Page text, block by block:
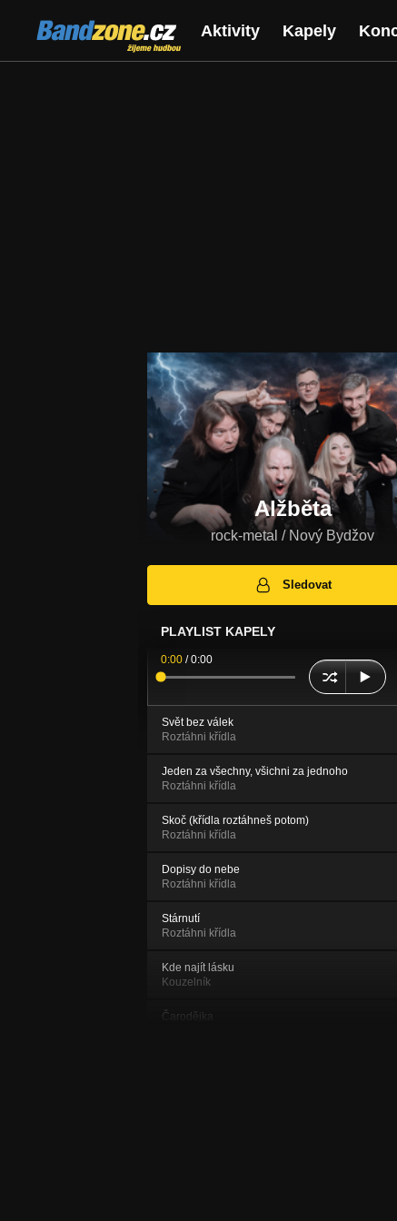
Bandzone.cz
žijeme hudbou
Aktivity Kapely
Alžběta
rock-metal / Nový Bydžov
Sledovat
PLAYLIST KAPELY
0:00 /0:00
Svět bez válek
Roztáhni křídla
Jeden za všechny, všichni za jednoho
Roztáhni křídla
Skoč (křídla roztáhneš potom)
Roztáhni křídla
Dopisy do nebe
Roztáhni křídla
Stárnutí
Roztáhni křídla
Kde najít lásku
Kouzelník
Čarodějka